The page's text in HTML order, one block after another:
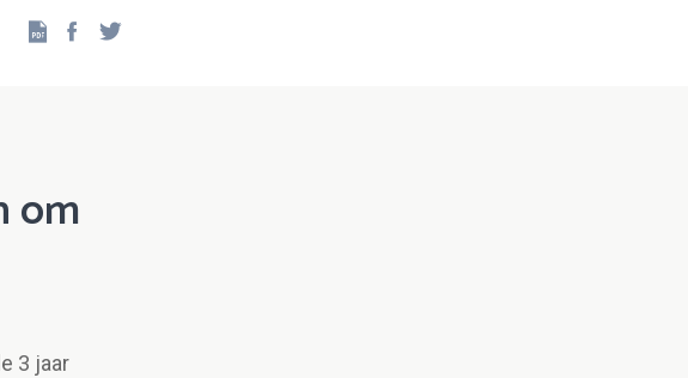
Facebook
om
3 jaar